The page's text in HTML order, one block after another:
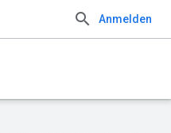
Anmelden